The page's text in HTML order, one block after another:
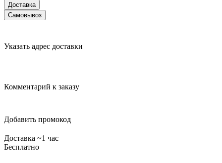
Доставка
Самовывоз
Указать адрес доставки
Комментарий к заказу
Добавить промокод
Доставка ~1 час
Бесплатно